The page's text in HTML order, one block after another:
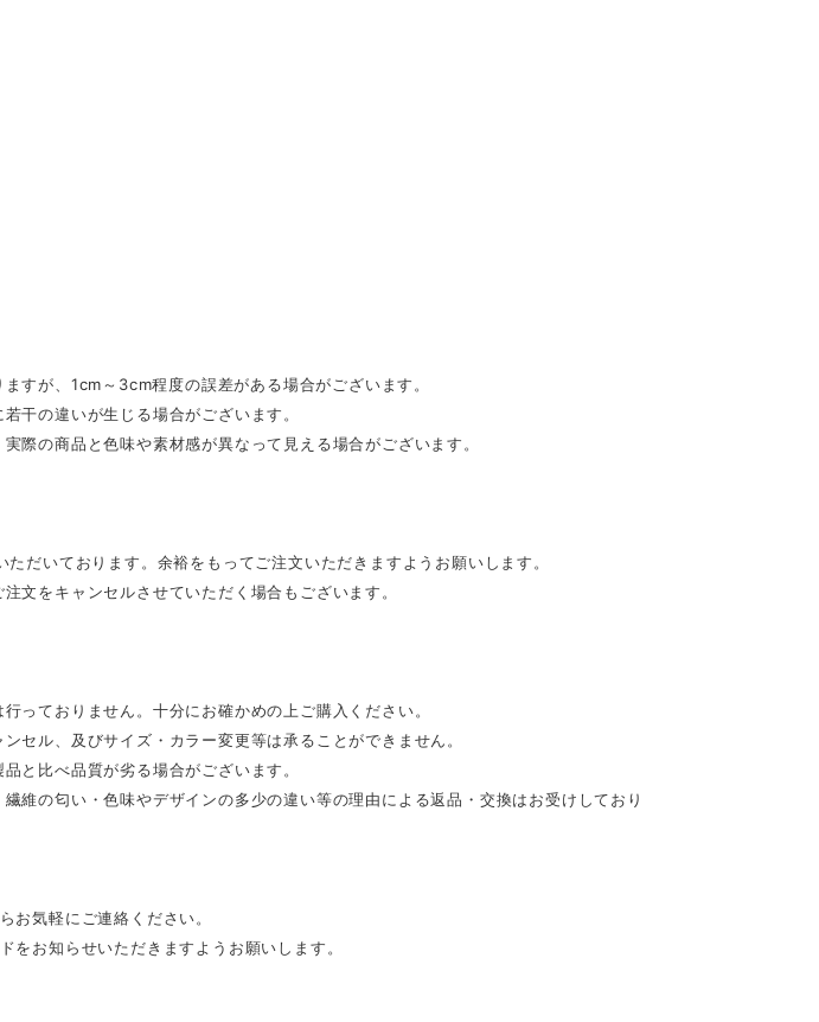
すが、1cm～3cm程度の誤差がある場合がございます。
干の違いが生じる場合がございます。
際の商品と色味や素材感が異なって見える場合がございます。
だいております。余裕をもってご注文いただきますようお願いします。
文をキャンセルさせていただく場合もございます。
っておりません。十分にお確かめの上ご購入ください。
セル、及びサイズ・カラー変更等は承ることができません。
と比べ品質が劣る場合がございます。
維の匂い・色味やデザインの多少の違い等の理由による返品・交換はお受けしており
お気軽にご連絡ください。
をお知らせいただきますようお願いします。